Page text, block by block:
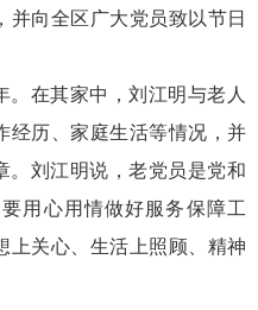
并向全区广大党员致以节日
。在其家中，刘江明与老人
经历、家庭生活等情况，并
。刘江明说，老党员是党和
用心用情做好服务保障工
上关心、生活上照顾、精神